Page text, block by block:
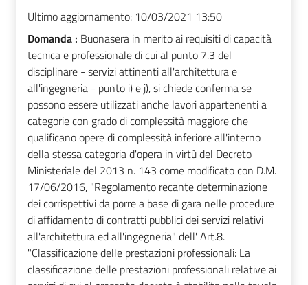
Ultimo aggiornamento: 10/03/2021 13:50
Domanda : Buonasera in merito ai requisiti di capacità
tecnica e professionale di cui al punto 7.3 del
disciplinare - servizi attinenti all'architettura e
all'ingegneria - punto i) e j), si chiede conferma se
possono essere utilizzati anche lavori appartenenti a
categorie con grado di complessità maggiore che
qualificano opere di complessità inferiore all'interno
della stessa categoria d'opera in virtù del Decreto
Ministeriale del 2013 n. 143 come modificato con D.M.
17/06/2016, "Regolamento recante determinazione
dei corrispettivi da porre a base di gara nelle procedure
di affidamento di contratti pubblici dei servizi relativi
all'architettura ed all'ingegneria" dell' Art.8.
"Classificazione delle prestazioni professionali: La
classificazione delle prestazioni professionali relative ai